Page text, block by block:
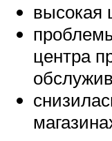
высокая
центра